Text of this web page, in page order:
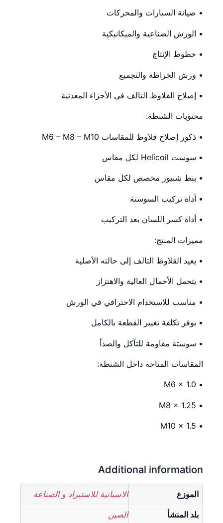
• صيانة السيارات والمحركات
• الورش الصناعية والميكانيكية
• خطوط الإنتاج
• ورش الخراطة والتجميع
• إصلاح القلاوظ التالف في الأجزاء المعدنية
محتويات الشنطة:
• ذكور إصلاح قلاوظ للمقاسات M6 – M8 – M10
• سوست Helicoil لكل مقاس
• بنط شنيور مخصص لكل مقاس
• أداة تركيب السوستة
• أداة كسر اللسان بعد التركيب
مميزات المنتج:
• يعيد القلاوظ التالف إلى حالته الأصلية
• يتحمل الأحمال العالية والاهتزاز
• مناسب للاستخدام الاحترافي في الورش
• يوفر تكلفة تغيير القطعة بالكامل
• سوستة مقاومة للتآكل والصدأ
المقاسات المتاحة داخل الشنطة:
• M6 × 1.0
• M8 × 1.25
• M10 × 1.5
Additional information
الموزع الاسبانية للاستيراد و الصناعة
بلد المنشأ الصين